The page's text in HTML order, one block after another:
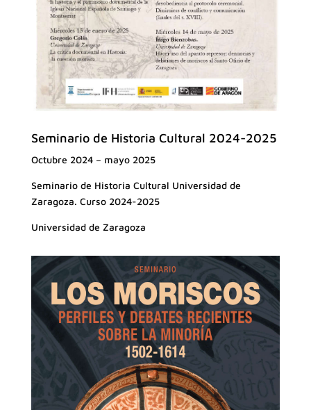
Seminario de Historia Cultural 2024-2025
Octubre 2024 – mayo 2025
Seminario de Historia Cultural Universidad de
Zaragoza. Curso 2024-2025
Universidad de Zaragoza